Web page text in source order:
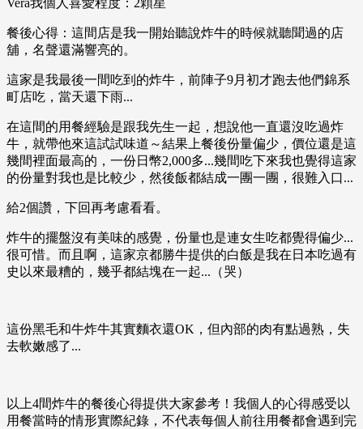
Vera我個人喜愛程度​​​​​​：2顆星​​​​​
餐後心得：這間店是我一開始聽說炸牛的時候就聽聞過的店
舖，名聲還滿響亮的。
這家是我最後一間吃到的炸牛，前陣子9月初才跑去他們錦系
町店吃，當天還下雨...
在這間的用餐經驗是跟我先生一起，想說他一直還沒吃過炸
牛，就帶他來這試試味道～結果上餐後份量偏少，價位還是這
幾間裡面最高的，一份日幣2,000多...幾間吃下來我也覺得這家
的份量對我也是比較少，然後飯都結成一團一團，很難入口...
給2個讚，下回再考慮看看。
炸牛的擺盤沒有美味的感覺，份量也是連女生吃都覺得偏少...
很可惜。而且啊，這家京都勝牛提供的白飯是我在日本吃過有
史以來最糟的，幾乎都結塊在一起...（哭）
這份黑毛和牛炸牛其實麵衣還OK，但內部的肉有點過熟，失
去軟嫩感了...
以上4間炸牛的餐後心得提供大家參考！我個人的心得感受以
用餐當時的情形實際紀錄，不代表每個人前往用餐都會遇到完